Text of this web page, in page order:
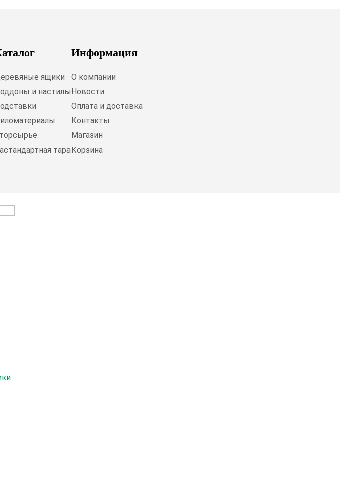
ящики
и настилы
тара
Информация
О компании
Новости
Оплата и доставка
Контакты
Магазин
Корзина